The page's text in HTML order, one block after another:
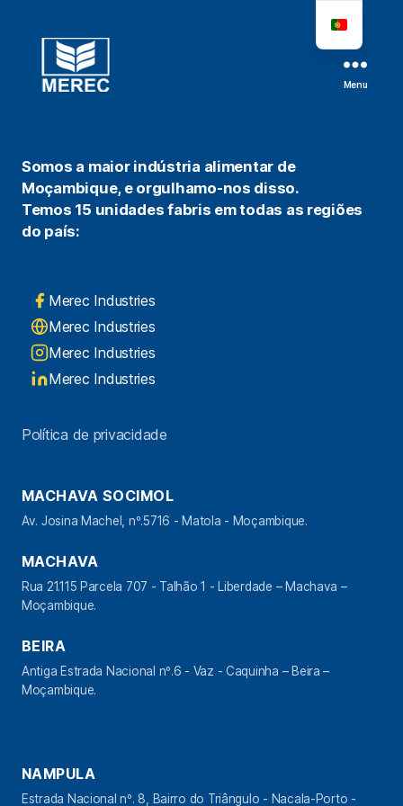
Menu
Somos a maior indústria alimentar de
Moçambique, e orgulhamo-nos disso.
Temos 15 unidades fabris em todas as regiões
do país:
Merec Industries
Merec Industries
Merec Industries
Merec Industries
Política de privacidade
MACHAVA SOCIMOL
Av. Josina Machel, nº.5716 - Matola - Moçambique.
MACHAVA
Rua 21.115 Parcela 707 - Talhão 1 - Liberdade – Machava –
Moçambique.
BEIRA
Antiga Estrada Nacional nº.6 - Vaz - Caquinha – Beira –
Moçambique.
NAMPULA
Estrada Nacional nº. 8, Bairro do Triângulo - Nacala-Porto -